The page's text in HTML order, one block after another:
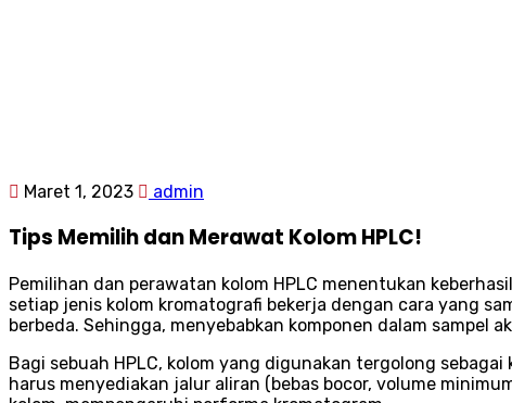
Maret 1, 2023 admin
Tips Memilih dan Merawat Kolom HPLC!
Pemilihan dan perawatan kolom HPLC menentukan
setiap jenis kolom kromatografi bekerja dengan cara yang
berbeda. Sehingga, menyebabkan komponen dalam sampel
Bagi sebuah HPLC, kolom yang digunakan tergolong
harus menyediakan jalur aliran (bebas bocor, volume